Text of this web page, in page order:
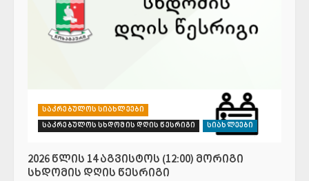
საკრებულოს სიახლეები
საკრებულოს სხდომის დღის წესრიგი სიახლეები
2026 წლის 14 აგვისტოს (12:00) მორიგი
სხდომის დღის წესრიგი